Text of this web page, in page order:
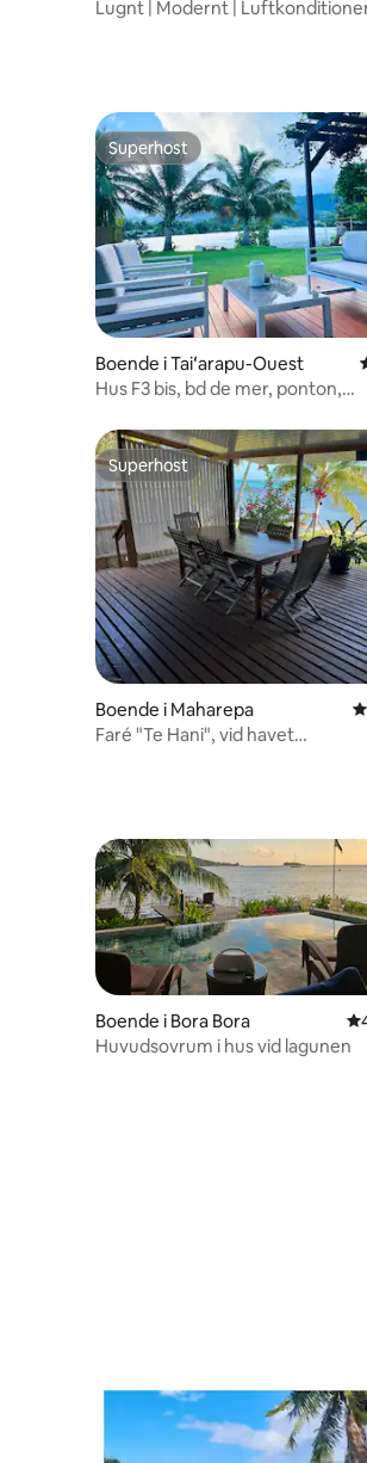
Lugnt | Modernt |
Superhost
Superhost
Boende i Taiʻarapu-Ouest
Hus F3 bis, bd de mer, ponton,
Superhost
Superhost
Boende i Maharepa
Faré "Te Hani", vid havet
Boende i Bora Bora
Huvudsovrum i hus vid lagunen